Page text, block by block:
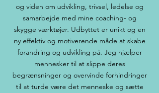
og viden om udvikling, trivsel, ledelse og
samarbejde med mine coaching- og
skygge værktøjer. Udbyttet er unikt og en
ny effektiv og motiverende måde at skabe
forandring og udvikling på. Jeg hjælper
mennesker til at slippe deres
begrænsninger og overvinde forhindringer
til at turde være det menneske og sætte